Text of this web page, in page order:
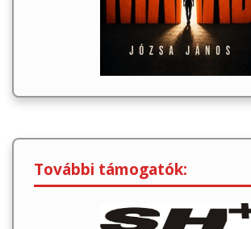
További támogatók: